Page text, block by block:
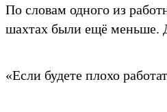
По словам одного из
шахтах были ещё меньше.
«Если будете плохо